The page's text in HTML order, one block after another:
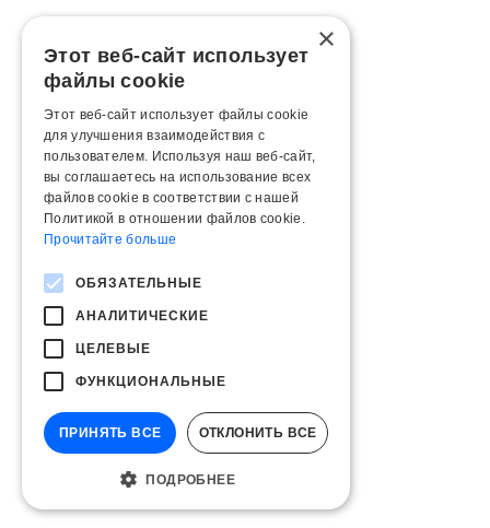
×
Этот веб-сайт использует
файлы cookie
Этот веб-сайт использует файлы cookie
для улучшения взаимодействия с
пользователем. Используя наш веб-сайт,
вы соглашаетесь на использование всех
файлов cookie в соответствии с нашей
Политикой в ​​отношении файлов cookie.
Прочитайте больше
ОБЯЗАТЕЛЬНЫЕ
АНАЛИТИЧЕСКИЕ
ЦЕЛЕВЫЕ
ФУНКЦИОНАЛЬНЫЕ
ПРИНЯТЬ ВСЕ ОТКЛОНИТЬ ВСЕ
ПОДРОБНЕЕ